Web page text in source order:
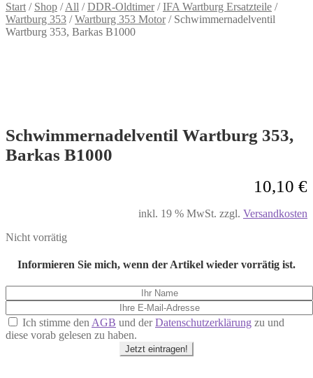
Start / Shop /All /DDR-Oldtimer/IFA Wartburg Ersatzteile /
Wartburg 353 /Wartburg 353 Motor/ Schwimmernadelventil
Wartburg 353, Barkas B1000
Schwimmernadelventil Wartburg 353,
Barkas B1000
10,10 €
inkl. 19 % MwSt. zzgl. Versandkosten
Nicht vorrätig
Informieren Sie mich, wenn der Artikel wieder vorrätig ist.
Ich stimme den AGB und derDatenschutzerklärung zu und
diese vorab gelesen zu haben.
Jetzt eintragen!